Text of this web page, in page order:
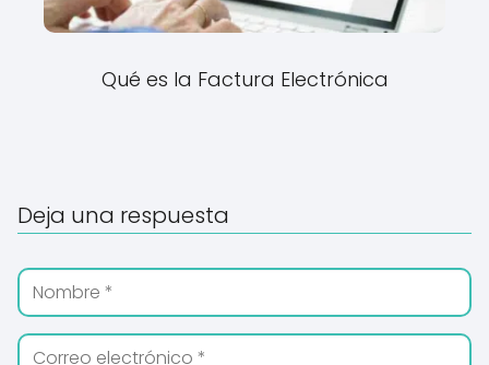
Qué es la Factura Electrónica
Deja una respuesta